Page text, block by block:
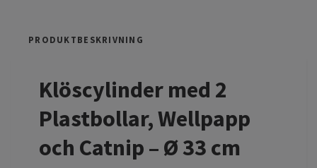
PRODUKTBESKRIVNING
Klöscylinder med 2
Plastbollar, Wellpapp
och Catnip – Ø 33 cm